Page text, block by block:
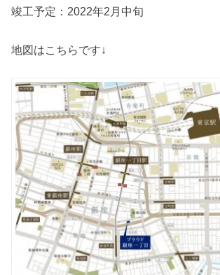
竣工予定：2022年2月中旬
地図はこちらです↓